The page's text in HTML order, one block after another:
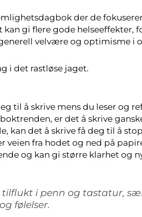
der de
kan gi flere gode helseeffekter,
velvære og optimisme i
i det rastløse jaget.
til å skrive mens du leser og
er det å skrive
kan det å skrive få deg til å
veien fra hodet og ned på
og kan gi større klarhet og
tilflukt i penn og tastatur,
følelser.